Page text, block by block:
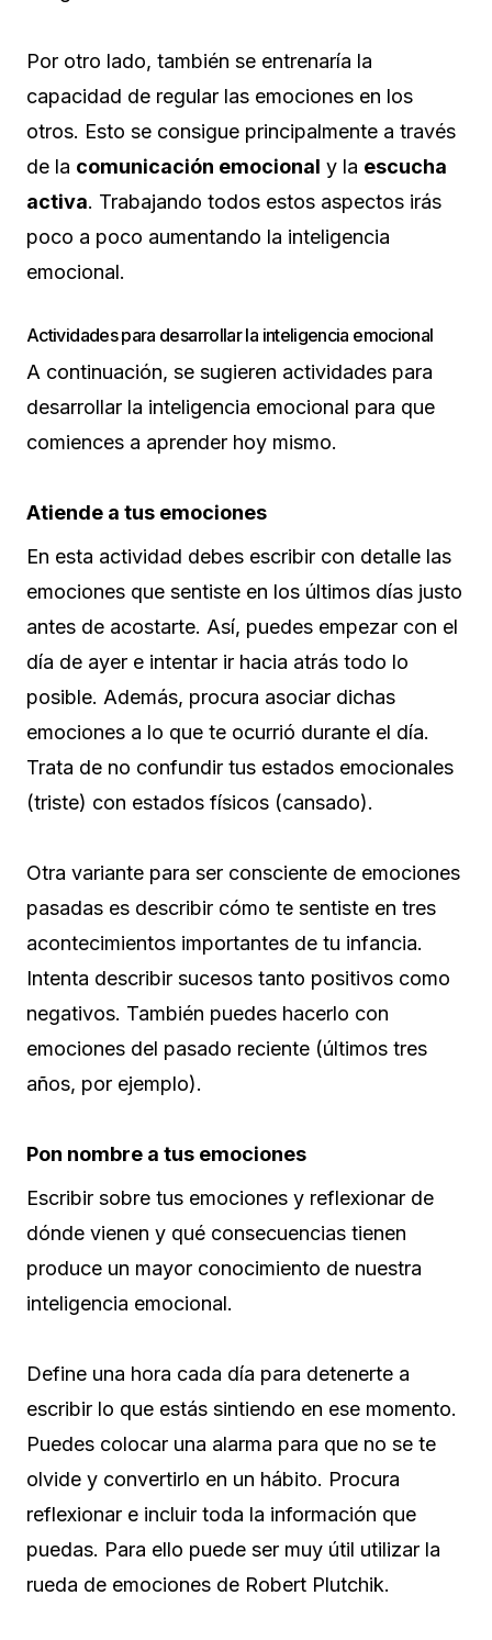
Por otro lado, también se entrenaría la
capacidad de regular las emociones en los
otros. Esto se consigue principalmente a través
de la comunicación emocional y la escucha
activa. Trabajando todos estos aspectos irás
poco a poco aumentando la inteligencia
emocional.
Actividades para desarrollar la inteligencia emocional
A continuación, se sugieren actividades para
desarrollar la inteligencia emocional para que
comiences a aprender hoy mismo.
Atiende a tus emociones
En esta actividad debes escribir con detalle las
emociones que sentiste en los últimos días justo
antes de acostarte. Así, puedes empezar con el
día de ayer e intentar ir hacia atrás todo lo
posible. Además, procura asociar dichas
emociones a lo que te ocurrió durante el día.
Trata de no confundir tus estados emocionales
(triste) con estados físicos (cansado).
Otra variante para ser consciente de emociones
pasadas es describir cómo te sentiste en tres
acontecimientos importantes de tu infancia.
Intenta describir sucesos tanto positivos como
negativos. También puedes hacerlo con
emociones del pasado reciente (últimos tres
años, por ejemplo).
Pon nombre a tus emociones
Escribir sobre tus emociones y reflexionar de
dónde vienen y qué consecuencias tienen
produce un mayor conocimiento de nuestra
inteligencia emocional.
Define una hora cada día para detenerte a
escribir lo que estás sintiendo en ese momento.
Puedes colocar una alarma para que no se te
olvide y convertirlo en un hábito. Procura
reflexionar e incluir toda la información que
puedas. Para ello puede ser muy útil utilizar la
rueda de emociones de Robert Plutchik.